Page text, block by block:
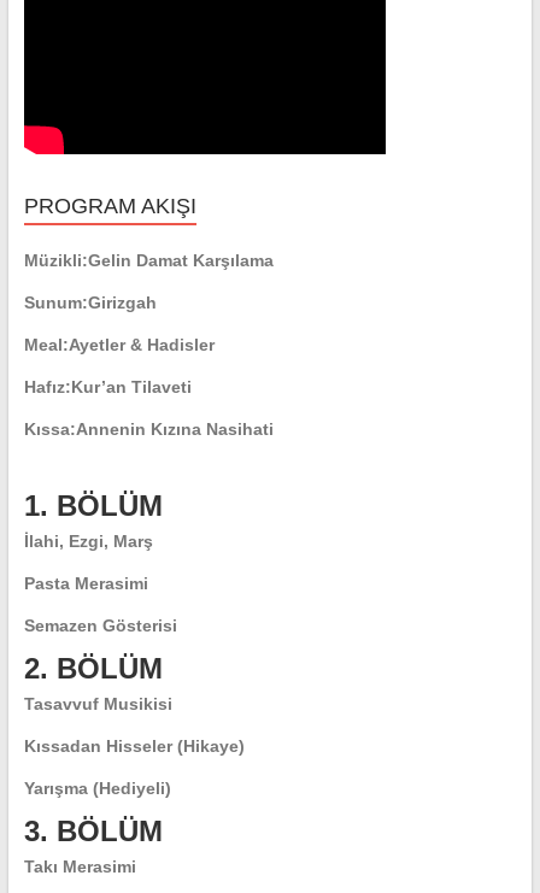
PROGRAM AKIŞI
Müzikli:Gelin Damat Karşılama
Sunum:Girizgah
Meal:Ayetler & Hadisler
Hafız:Kur’an Tilaveti
Kıssa:Annenin Kızına Nasihati
1. BÖLÜM
İlahi, Ezgi, Marş
Pasta Merasimi
Semazen Gösterisi
2. BÖLÜM
Tasavvuf Musikisi
Kıssadan Hisseler (Hikaye)
Yarışma (Hediyeli)
3. BÖLÜM
Takı Merasimi